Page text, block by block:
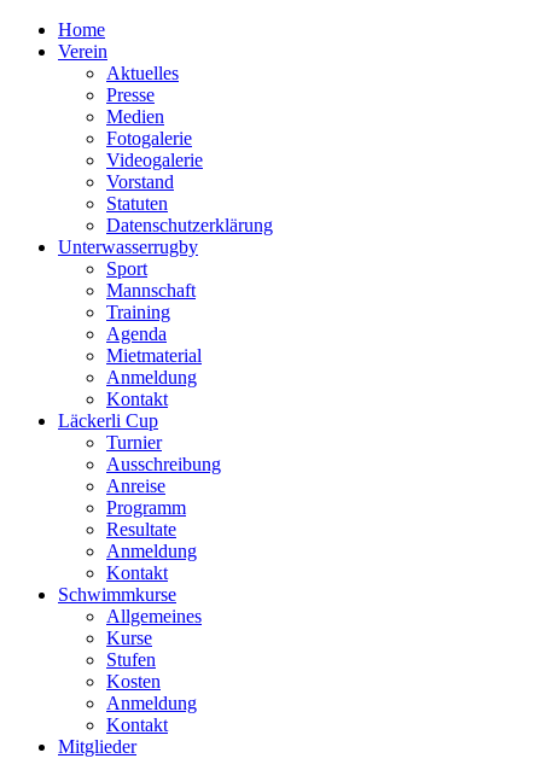
Home
Verein
Aktuelles
Presse
Medien
Fotogalerie
Videogalerie
Vorstand
Statuten
Datenschutzerklärung
Unterwasserrugby
Sport
Mannschaft
Training
Agenda
Mietmaterial
Anmeldung
Kontakt
Läckerli Cup
Turnier
Ausschreibung
Anreise
Programm
Resultate
Anmeldung
Kontakt
Schwimmkurse
Allgemeines
Kurse
Stufen
Kosten
Anmeldung
Kontakt
Mitglieder